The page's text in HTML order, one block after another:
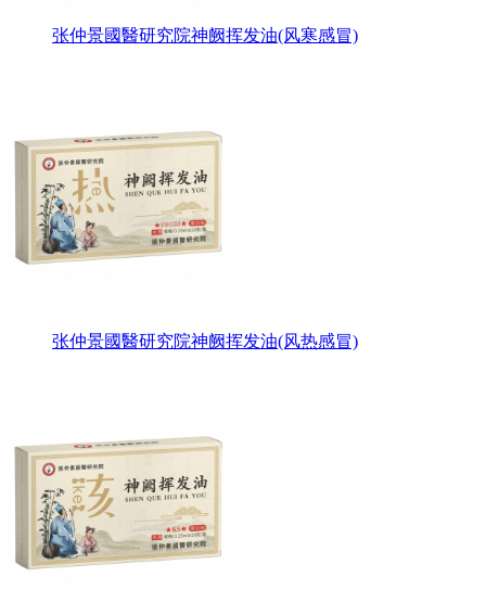
张仲景國醫研究院神阙挥发油(风寒感冒)
张仲景國醫研究院神阙挥发油(风热感冒)